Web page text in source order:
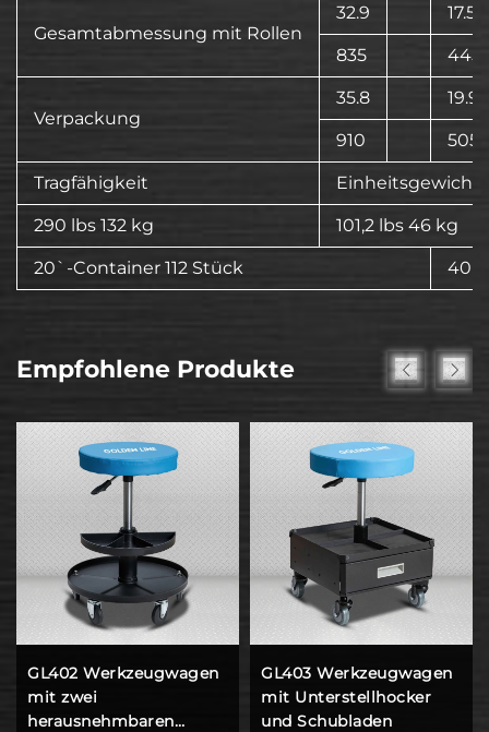
Gesamtabmessung mit Rollen
32.9 17.5
835 445
Verpackung
35.8 19.9
910 505
Tragfähigkeit Einheitsgewicht
290 lbs 132 kg 101,2 lbs 46 kg
20`-Container 112 Stück 40`-
Empfohlene Produkte
GL402 Werkzeugwagen
mit zwei
herausnehmbaren
GL403 Werkzeugwagen
mit Unterstellhocker
und Schubladen